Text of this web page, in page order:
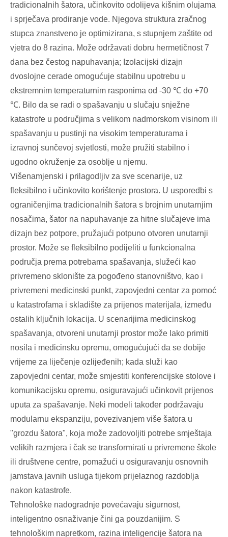
tradicionalnih šatora, učinkovito odolijeva kišnim olujama
i sprječava prodiranje vode. Njegova struktura zračnog
stupca znanstveno je optimizirana, s stupnjem zaštite od
vjetra do 8 razina. Može održavati dobru hermetičnost 7
dana bez čestog napuhavanja; Izolacijski dizajn
dvoslojne cerade omogućuje stabilnu upotrebu u
ekstremnim temperaturnim rasponima od -30 ℃ do +70
℃. Bilo da se radi o spašavanju u slučaju snježne
katastrofe u područjima s velikom nadmorskom visinom ili
spašavanju u pustinji na visokim temperaturama i
izravnoj sunčevoj svjetlosti, može pružiti stabilno i
ugodno okruženje za osoblje u njemu.
Višenamjenski i prilagodljiv za sve scenarije, uz
fleksibilno i učinkovito korištenje prostora. U usporedbi s
ograničenjima tradicionalnih šatora s brojnim unutarnjim
nosačima, šator na napuhavanje za hitne slučajeve ima
dizajn bez potpore, pružajući potpuno otvoren unutarnji
prostor. Može se fleksibilno podijeliti u funkcionalna
područja prema potrebama spašavanja, služeći kao
privremeno sklonište za pogođeno stanovništvo, kao i
privremeni medicinski punkt, zapovjedni centar za pomoć
u katastrofama i skladište za prijenos materijala, između
ostalih ključnih lokacija. U scenarijima medicinskog
spašavanja, otvoreni unutarnji prostor može lako primiti
nosila i medicinsku opremu, omogućujući da se dobije
vrijeme za liječenje ozlijeđenih; kada služi kao
zapovjedni centar, može smjestiti konferencijske stolove i
komunikacijsku opremu, osiguravajući učinkovit prijenos
uputa za spašavanje. Neki modeli također podržavaju
modularnu ekspanziju, povezivanjem više šatora u
"grozdu šatora", koja može zadovoljiti potrebe smještaja
velikih razmjera i čak se transformirati u privremene škole
ili društvene centre, pomažući u osiguravanju osnovnih
jamstava javnih usluga tijekom prijelaznog razdoblja
nakon katastrofe.
Tehnološke nadogradnje povećavaju sigurnost,
inteligentno osnaživanje čini ga pouzdanijim. S
tehnološkim napretkom, razina inteligencije šatora na